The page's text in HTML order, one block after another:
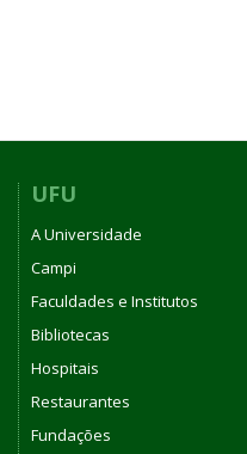
UFU
A Universidade
Campi
Faculdades e Institutos
Bibliotecas
Hospitais
Restaurantes
Fundações